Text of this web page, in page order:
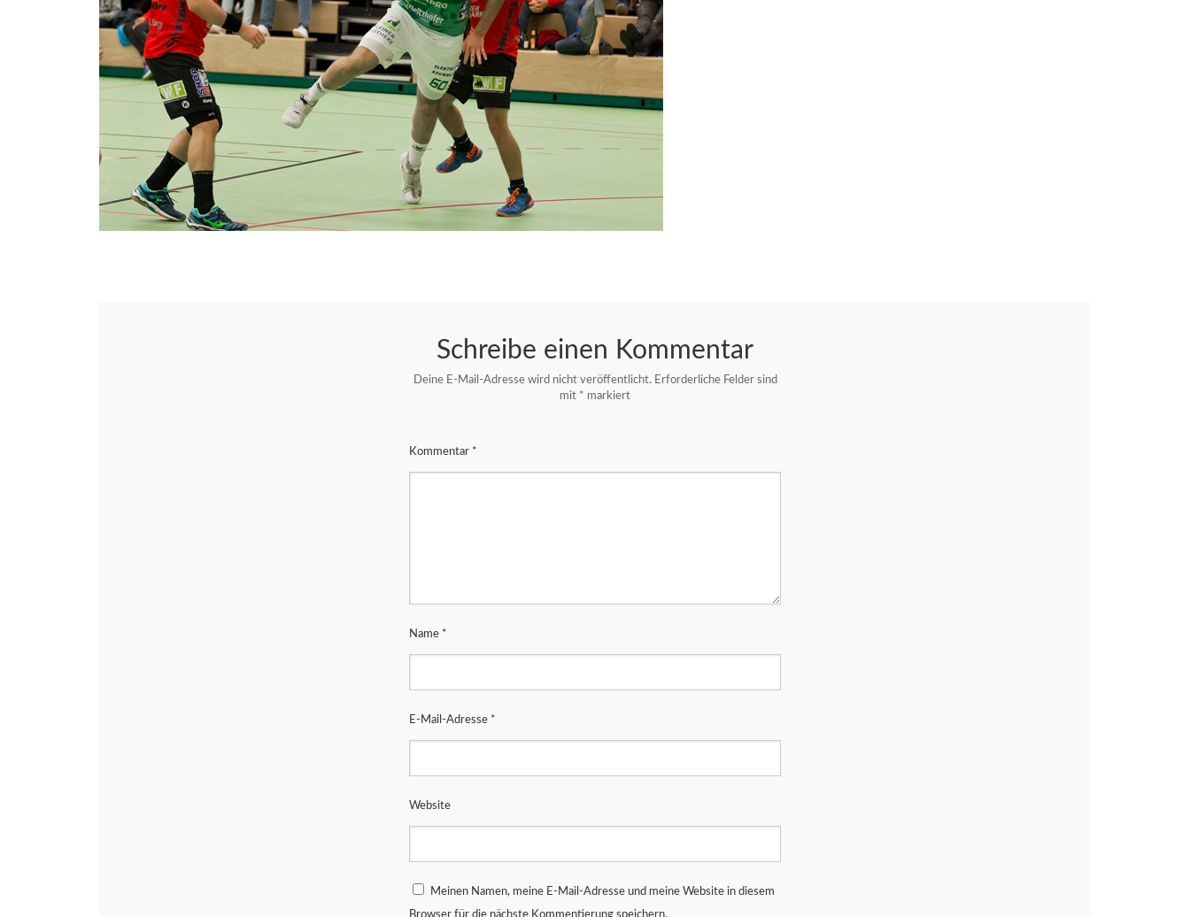
Schreibe einen Kommentar
Deine E-Mail-Adresse wird nicht veröffentlicht. Erforderliche Felder sind
mit * markiert
Kommentar *
Name *
E-Mail-Adresse *
Website
Meinen Namen, meine E-Mail-Adresse und meine Website in diesem